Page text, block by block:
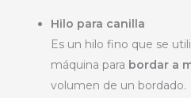
Hilo para canilla
Es un hilo fino que se
máquina para bordar a
volumen de un bordado.